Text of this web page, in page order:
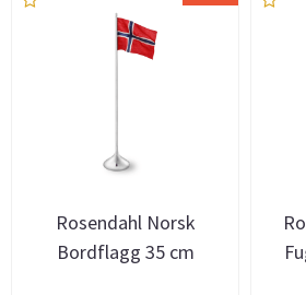
Rosendahl Norsk
Bordflagg 35 cm